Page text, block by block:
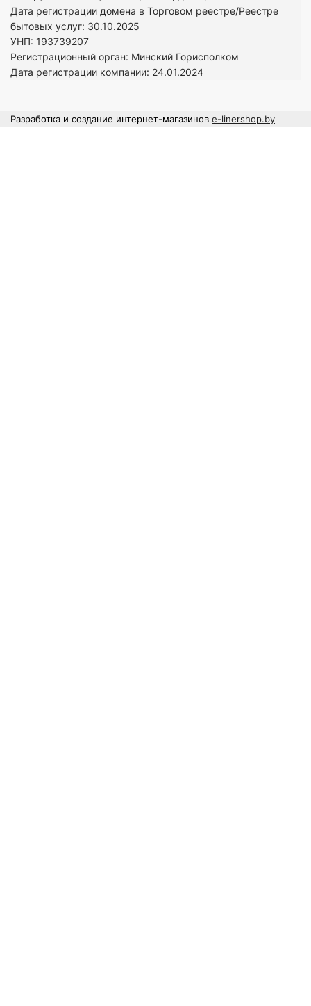
Дата регистрации домена в Торговом реестре/Реестре
бытовых услуг: 30.10.2025
УНП: 193739207
Регистрационный орган: Минский Горисполком
Дата регистрации компании: 24.01.2024
Разработка и создание интернет-магазинов e-linershop.by